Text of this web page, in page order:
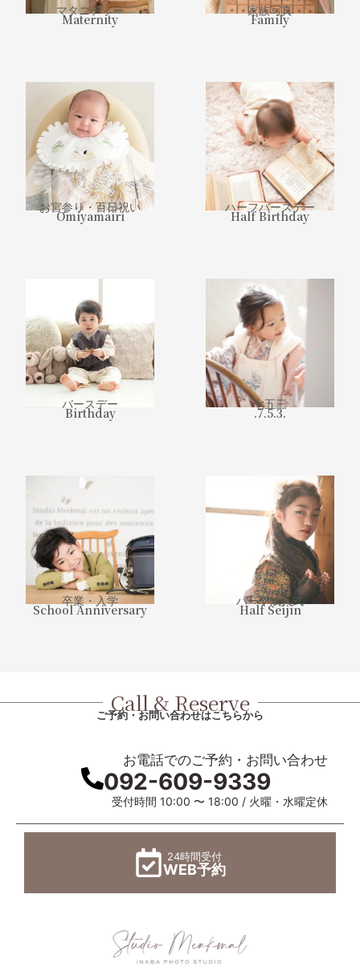
Maternity
マタニティー
Family
家族写真
Omiyamairi
お宮参り・百日祝い
Half Birthday
ハーフバースデー
Birthday
バースデー
.7.5.3.
七五三
School Anniversary
卒業・入学
Half Seijin
ハーフ成人式
Call & Reserve
ご予約・お問い合わせはこちらから
お電話でのご予約・お問い合わせ
092-609-9339
受付時間 10:00 〜 18:00 / 火曜・水曜定休
24時間受付
WEB予約